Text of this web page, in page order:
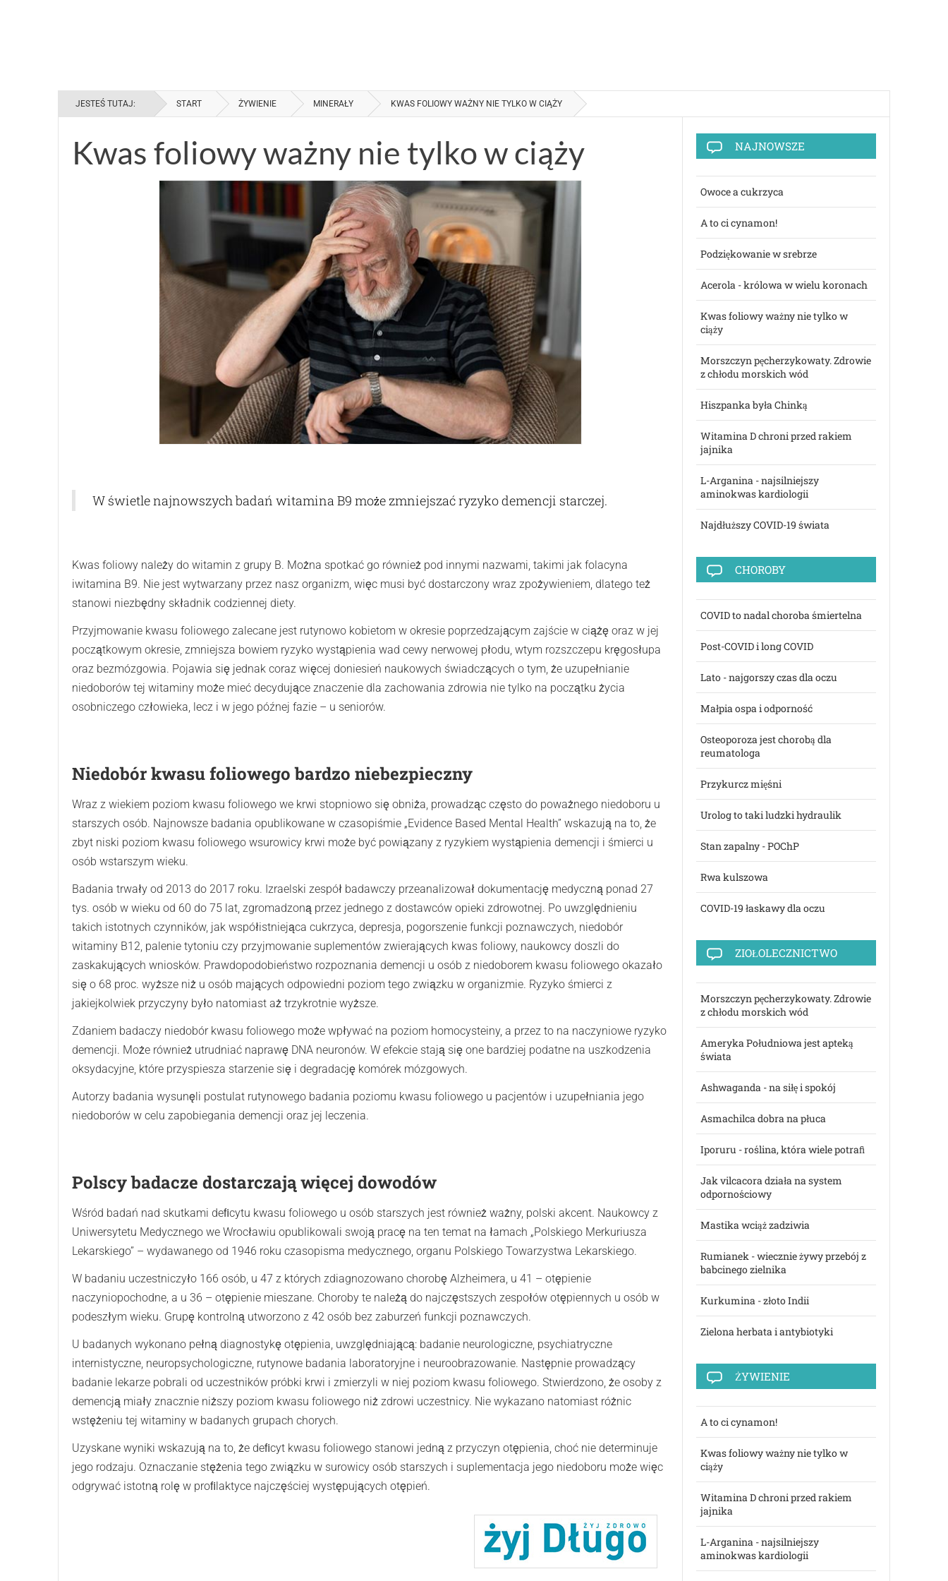
JESTEŚ TUTAJ: START ŻYWIENIE MINERAŁY KWAS FOLIOWY WAŻNY NIE TYLKO W CIĄŻY
Kwas foliowy ważny nie tylko w ciąży
W świetle najnowszych badań witamina B9 może zmniejszać ryzyko demencji starczej.
Kwas foliowy należy do witamin z grupy B. Można spotkać go również pod innymi nazwami, takimi jak folacyna
iwitamina B9. Nie jest wytwarzany przez nasz organizm, więc musi być dostarczony wraz zpożywieniem, dlatego też
stanowi niezbędny składnik codziennej diety.
Przyjmowanie kwasu foliowego zalecane jest rutynowo kobietom w okresie poprzedzającym zajście w ciążę oraz w jej
początkowym okresie, zmniejsza bowiem ryzyko wystąpienia wad cewy nerwowej płodu, wtym rozszczepu kręgosłupa
oraz bezmózgowia. Pojawia się jednak coraz więcej doniesień naukowych świadczących o tym, że uzupełnianie
niedoborów tej witaminy może mieć decydujące znaczenie dla zachowania zdrowia nie tylko na początku życia
osobniczego człowieka, lecz i w jego późnej fazie – u seniorów.
Niedobór kwasu foliowego bardzo niebezpieczny
Wraz z wiekiem poziom kwasu foliowego we krwi stopniowo się obniża, prowadząc często do poważnego niedoboru u
starszych osób. Najnowsze badania opublikowane w czasopiśmie „Evidence Based Mental Health” wskazują na to, że
zbyt niski poziom kwasu foliowego wsurowicy krwi może być powiązany z ryzykiem wystąpienia demencji i śmierci u
osób wstarszym wieku.
Badania trwały od 2013 do 2017 roku. Izraelski zespół badawczy przeanalizował dokumentację medyczną ponad 27
tys. osób w wieku od 60 do 75 lat, zgromadzoną przez jednego z dostawców opieki zdrowotnej. Po uwzględnieniu
takich istotnych czynników, jak współistniejąca cukrzyca, depresja, pogorszenie funkcji poznawczych, niedobór
witaminy B12, palenie tytoniu czy przyjmowanie suplementów zwierających kwas foliowy, naukowcy doszli do
zaskakujących wniosków. Prawdopodobieństwo rozpoznania demencji u osób z niedoborem kwasu foliowego okazało
się o 68 proc. wyższe niż u osób mających odpowiedni poziom tego związku w organizmie. Ryzyko śmierci z
jakiejkolwiek przyczyny było natomiast aż trzykrotnie wyższe.
Zdaniem badaczy niedobór kwasu foliowego może wpływać na poziom homocysteiny, a przez to na naczyniowe ryzyko
demencji. Może również utrudniać naprawę DNA neuronów. W efekcie stają się one bardziej podatne na uszkodzenia
oksydacyjne, które przyspiesza starzenie się i degradację komórek mózgowych.
Autorzy badania wysunęli postulat rutynowego badania poziomu kwasu foliowego u pacjentów i uzupełniania jego
niedoborów w celu zapobiegania demencji oraz jej leczenia.
Polscy badacze dostarczają więcej dowodów
Wśród badań nad skutkami deﬁcytu kwasu foliowego u osób starszych jest również ważny, polski akcent. Naukowcy z
Uniwersytetu Medycznego we Wrocławiu opublikowali swoją pracę na ten temat na łamach „Polskiego Merkuriusza
Lekarskiego” – wydawanego od 1946 roku czasopisma medycznego, organu Polskiego Towarzystwa Lekarskiego.
W badaniu uczestniczyło 166 osób, u 47 z których zdiagnozowano chorobę Alzheimera, u 41 – otępienie
naczyniopochodne, a u 36 – otępienie mieszane. Choroby te należą do najczęstszych zespołów otępiennych u osób w
podeszłym wieku. Grupę kontrolną utworzono z 42 osób bez zaburzeń funkcji poznawczych.
U badanych wykonano pełną diagnostykę otępienia, uwzględniającą: badanie neurologiczne, psychiatryczne
internistyczne, neuropsychologiczne, rutynowe badania laboratoryjne i neuroobrazowanie. Następnie prowadzący
badanie lekarze pobrali od uczestników próbki krwi i zmierzyli w niej poziom kwasu foliowego. Stwierdzono, że osoby z
demencją miały znacznie niższy poziom kwasu foliowego niż zdrowi uczestnicy. Nie wykazano natomiast różnic
wstężeniu tej witaminy w badanych grupach chorych.
Uzyskane wyniki wskazują na to, że deﬁcyt kwasu foliowego stanowi jedną z przyczyn otępienia, choć nie determinuje
jego rodzaju. Oznaczanie stężenia tego związku w surowicy osób starszych i suplementacja jego niedoboru może więc
odgrywać istotną rolę w proﬁlaktyce najczęściej występujących otępień.
NAJNOWSZE
Owoce a cukrzyca
A to ci cynamon!
Podziękowanie w srebrze
Acerola - królowa w wielu koronach
Kwas foliowy ważny nie tylko w
ciąży
Morszczyn pęcherzykowaty. Zdrowie
z chłodu morskich wód
Hiszpanka była Chinką
Witamina D chroni przed rakiem
jajnika
L-Arganina - najsilniejszy
aminokwas kardiologii
Najdłuższy COVID-19 świata
CHOROBY
COVID to nadal choroba śmiertelna
Post-COVID i long COVID
Lato - najgorszy czas dla oczu
Małpia ospa i odporność
Osteoporoza jest chorobą dla
reumatologa
Przykurcz mięśni
Urolog to taki ludzki hydraulik
Stan zapalny - POChP
Rwa kulszowa
COVID-19 łaskawy dla oczu
ZIOŁOLECZNICTWO
Morszczyn pęcherzykowaty. Zdrowie
z chłodu morskich wód
Ameryka Południowa jest apteką
świata
Ashwaganda - na siłę i spokój
Asmachilca dobra na płuca
Iporuru - roślina, która wiele potraﬁ
Jak vilcacora działa na system
odpornościowy
Mastika wciąż zadziwia
Rumianek - wiecznie żywy przebój z
babcinego zielnika
Kurkumina - złoto Indii
Zielona herbata i antybiotyki
ŻYWIENIE
A to ci cynamon!
Kwas foliowy ważny nie tylko w
ciąży
Witamina D chroni przed rakiem
jajnika
L-Arganina - najsilniejszy
aminokwas kardiologii